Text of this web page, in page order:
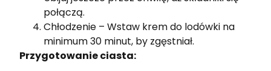
połączą.
Chłodzenie – Wstaw krem do lodówki na
minimum 30 minut, by zgęstniał.
Przygotowanie ciasta: